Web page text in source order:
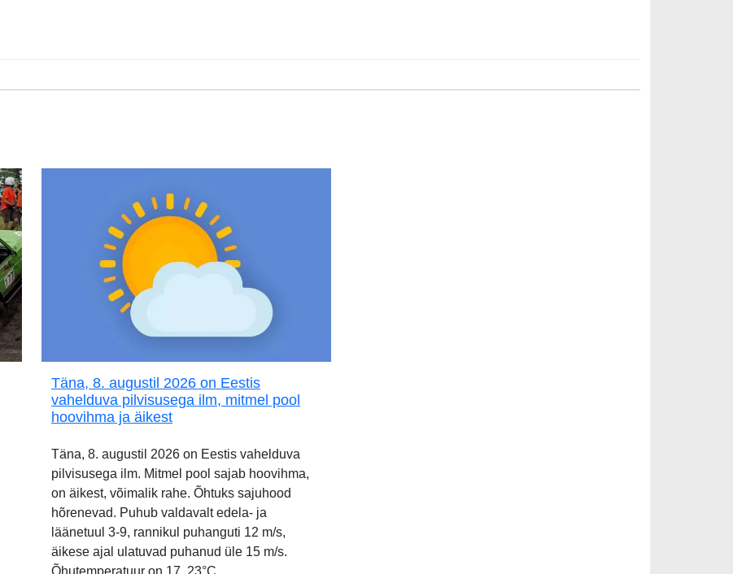
Täna, 8. augustil 2026 on Eestis
vahelduva pilvisusega ilm, mitmel pool
hoovihma ja äikest
Täna, 8. augustil 2026 on Eestis vahelduva
pilvisusega ilm. Mitmel pool sajab hoovihma,
on äikest, võimalik rahe. Õhtuks sajuhood
hõrenevad. Puhub valdavalt edela- ja
läänetuul 3-9, rannikul puhanguti 12 m/s,
äikese ajal ulatuvad puhanud üle 15 m/s.
Õhutemperatuur on 17..23°C.